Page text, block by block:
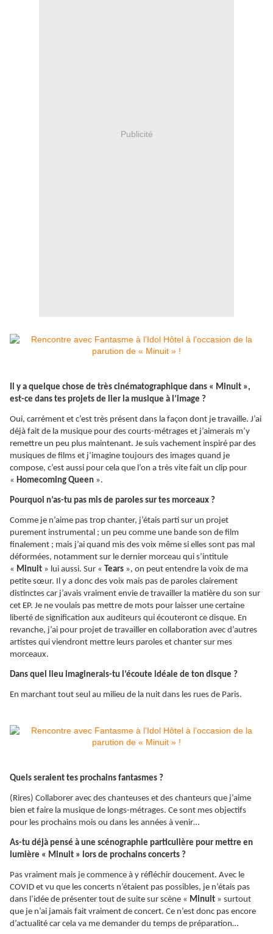
Publicité
Il y a quelque chose de très cinématographique dans « Minuit »,
est-ce dans tes projets de lier la musique à l’image ?
Oui, carrément et c’est très présent dans la façon dont je travaille. J’ai
déjà fait de la musique pour des courts-métrages et j’aimerais m’y
remettre un peu plus maintenant. Je suis vachement inspiré par des
musiques de films et j’imagine toujours des images quand je
compose, c’est aussi pour cela que l’on a très vite fait un clip pour
« Homecoming Queen ».
Pourquoi n’as-tu pas mis de paroles sur tes morceaux ?
Comme je n’aime pas trop chanter, j’étais parti sur un projet
purement instrumental ; un peu comme une bande son de film
finalement ; mais j’ai quand mis des voix même si elles sont pas mal
déformées, notamment sur le dernier morceau qui s’intitule
« Minuit » lui aussi. Sur « Tears », on peut entendre la voix de ma
petite sœur. Il y a donc des voix mais pas de paroles clairement
distinctes car j’avais vraiment envie de travailler la matière du son sur
cet EP. Je ne voulais pas mettre de mots pour laisser une certaine
liberté de signification aux auditeurs qui écouteront ce disque. En
revanche, j’ai pour projet de travailler en collaboration avec d’autres
artistes qui viendront mettre leurs paroles et chanter sur mes
morceaux.
Dans quel lieu imaginerais-tu l’écoute idéale de ton disque ?
En marchant tout seul au milieu de la nuit dans les rues de Paris.
Quels seraient tes prochains fantasmes ?
(Rires) Collaborer avec des chanteuses et des chanteurs que j’aime
bien et faire la musique de longs-métrages. Ce sont mes objectifs
pour les prochains mois ou dans les années à venir…
As-tu déjà pensé à une scénographie particulière pour mettre en
lumière « Minuit » lors de prochains concerts ?
Pas vraiment mais je commence à y réfléchir doucement. Avec le
COVID et vu que les concerts n’étaient pas possibles, je n’étais pas
dans l’idée de présenter tout de suite sur scène « Minuit » surtout
que je n’ai jamais fait vraiment de concert. Ce n’est donc pas encore
d’actualité car cela va me demander du temps de préparation…